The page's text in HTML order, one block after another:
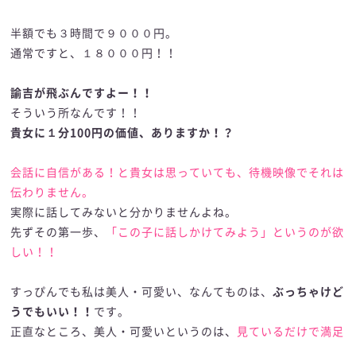
半額でも３時間で９０００円。
通常ですと、１８０００円！！
諭吉が飛ぶんですよー！！
そういう所なんです！！
貴女に１分100円の価値、ありますか！？
会話に自信がある！と貴女は思っていても、待機映像でそれは
伝わりません。
実際に話してみないと分かりませんよね。
先ずその第一歩、
「この子に話しかけてみよう」というのが欲
しい！！
すっぴんでも私は美人・可愛い、なんてものは、ぶっちゃけど
うでもいい！！ です。
正直なところ、美人・可愛いというのは、
見ているだけで満足